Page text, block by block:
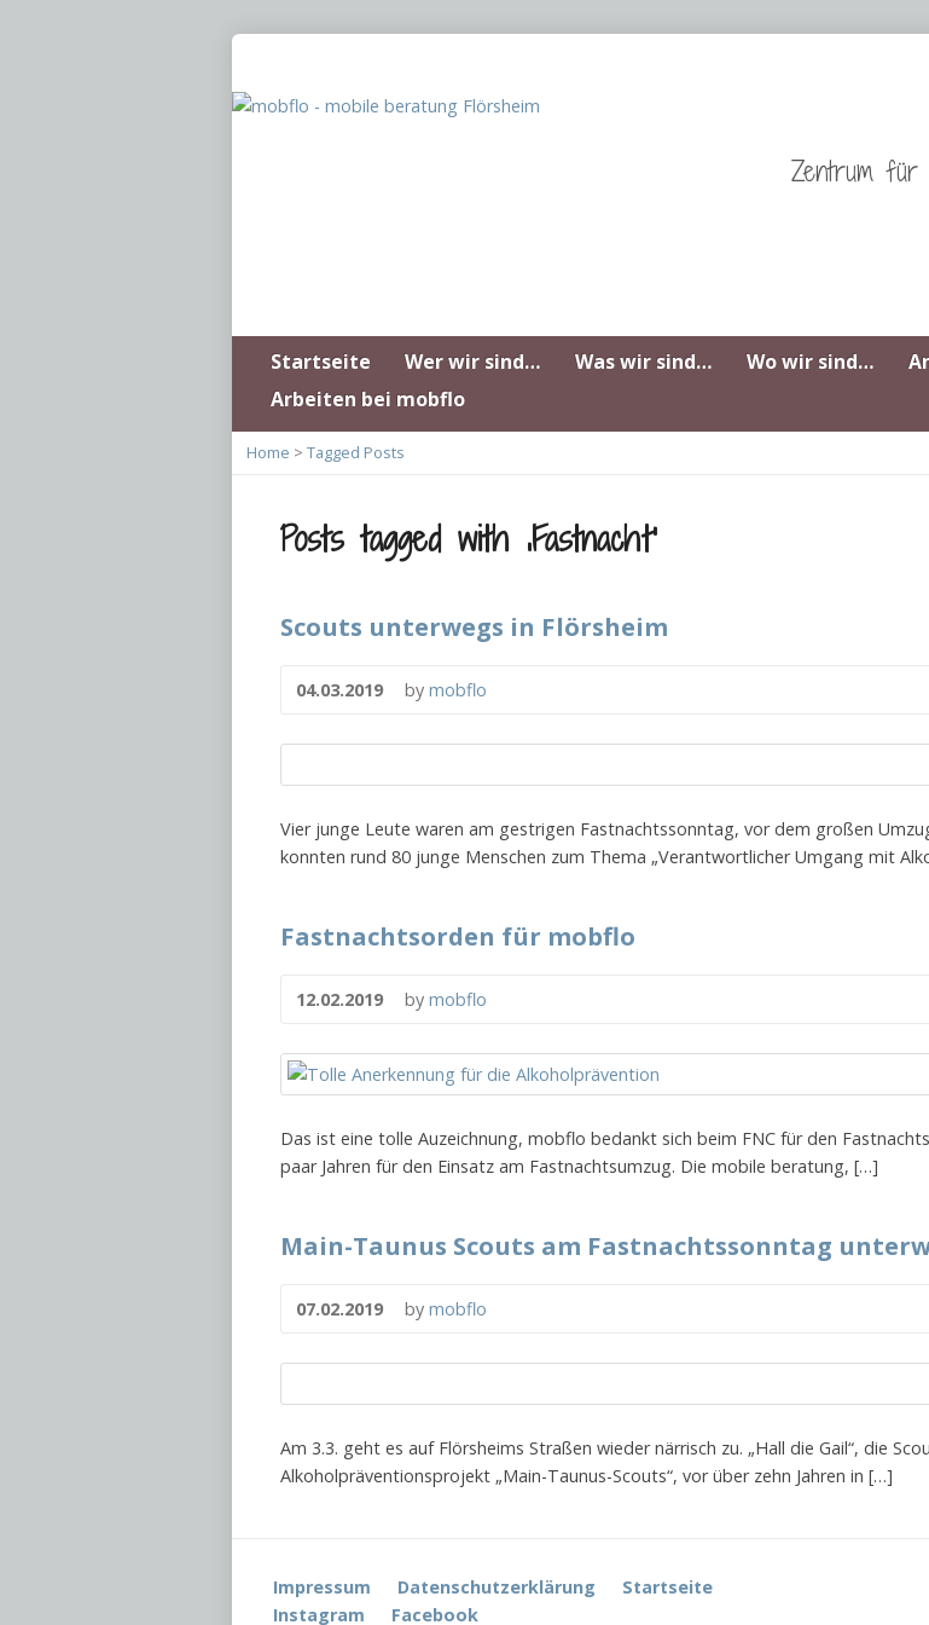
Zentrum für
Startseite Wer wir sind… Was wir sind… Wo wir sind…
Arbeiten bei mobflo
Home > Tagged Posts
Posts tagged with ‚Fastnacht‘
Scouts unterwegs in Flörsheim
04.03.2019 by mobflo
Vier junge Leute waren am gestrigen Fastnachtssonntag, vor dem großen
konnten rund 80 junge Menschen zum Thema „Verantwortlicher Umgang mit
Fastnachtsorden für mobflo
12.02.2019 by mobflo
Das ist eine tolle Auzeichnung, mobflo bedankt sich beim FNC für den
paar Jahren für den Einsatz am Fastnachtsumzug. Die mobile beratung, […]
Main-Taunus Scouts am Fastnachtssonntag
07.02.2019 by mobflo
Am 3.3. geht es auf Flörsheims Straßen wieder närrisch zu. „Hall die Gail“, die
Alkoholpräventionsprojekt „Main-Taunus-Scouts“, vor über zehn Jahren in […]
Impressum Datenschutzerklärung
Startseite
Instagram
Facebook